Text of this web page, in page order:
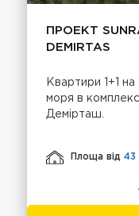
ПРОЕКТ
DEMIRTAS
Квартири 1+1
моря в
Демірташ.
Площа від43